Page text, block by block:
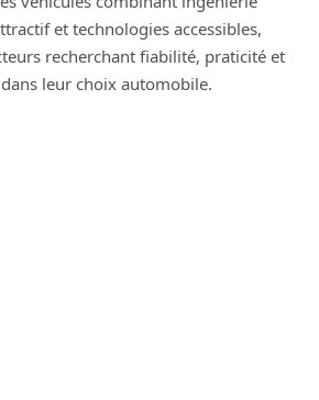
et technologies accessibles,
recherchant fiabilité, praticité et
leur choix automobile.